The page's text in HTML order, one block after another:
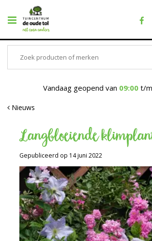
Vandaag geopend van 09:00 t/m
Nieuws
Langbloeiende
Gepubliceerd op 14 juni 2022